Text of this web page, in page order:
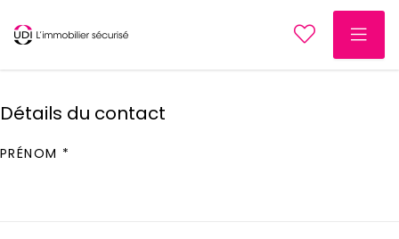
Détails du contact
PRÉNOM *